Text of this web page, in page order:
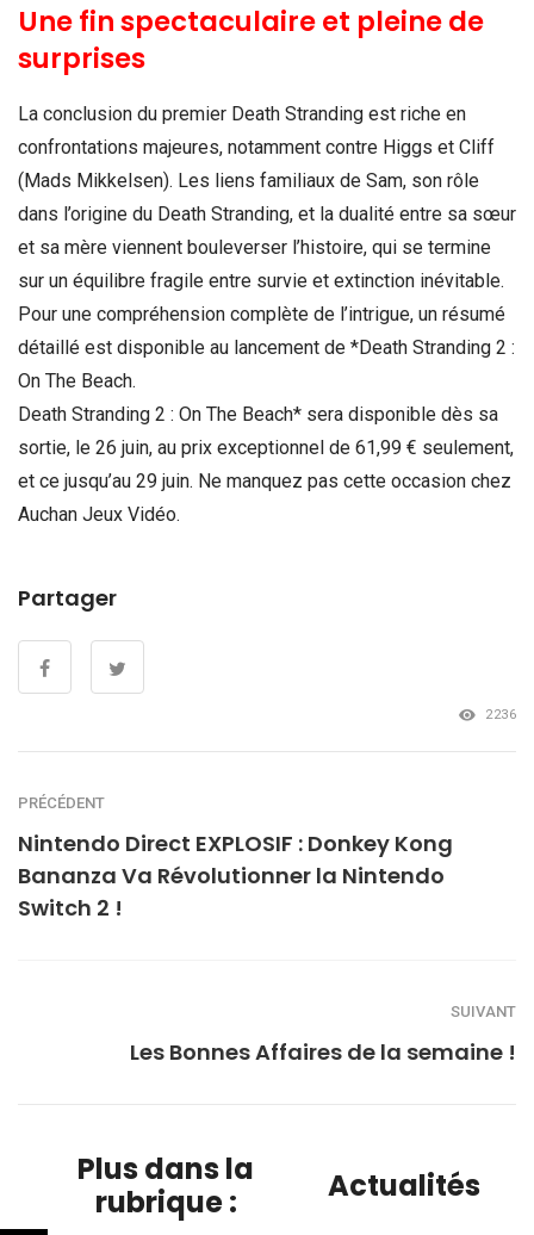
Une fin spectaculaire et pleine de
surprises
La conclusion du premier Death Stranding est riche en
confrontations majeures, notamment contre Higgs et Cliff
(Mads Mikkelsen). Les liens familiaux de Sam, son rôle
dans l’origine du Death Stranding, et la dualité entre sa sœur
et sa mère viennent bouleverser l’histoire, qui se termine
sur un équilibre fragile entre survie et extinction inévitable.
Pour une compréhension complète de l’intrigue, un résumé
détaillé est disponible au lancement de *Death Stranding 2 :
On The Beach.
Death Stranding 2 : On The Beach* sera disponible dès sa
sortie, le 26 juin, au prix exceptionnel de 61,99 € seulement,
et ce jusqu’au 29 juin. Ne manquez pas cette occasion chez
Auchan Jeux Vidéo.
Partager
2236
PRÉCÉDENT
Nintendo Direct EXPLOSIF : Donkey Kong
Bananza Va Révolutionner la Nintendo
Switch 2 !
SUIVANT
Les Bonnes Affaires de la semaine !
Plus dans la
rubrique :
Actualités